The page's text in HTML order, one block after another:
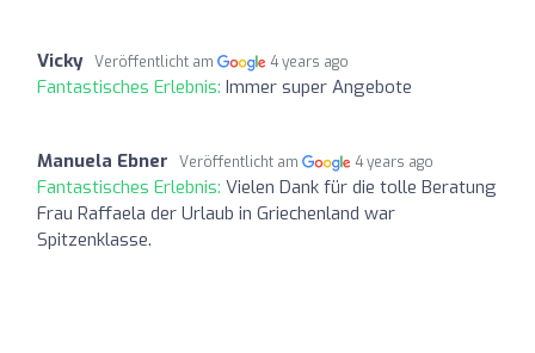
Vicky Veröffentlicht am 4 years ago
Fantastisches Erlebnis: Immer super Angebote
Manuela Ebner Veröffentlicht am 4 years ago
Fantastisches Erlebnis: Vielen Dank für die tolle Beratung
Frau Raffaela der Urlaub in Griechenland war
Spitzenklasse.